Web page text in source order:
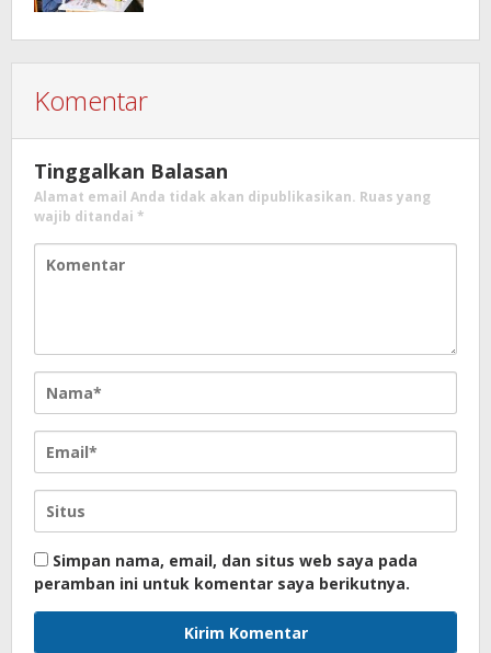
Komentar
Tinggalkan Balasan
Alamat email Anda tidak akan dipublikasikan. Ruas yang
wajib ditandai *
Simpan nama, email, dan situs web saya pada
peramban ini untuk komentar saya berikutnya.